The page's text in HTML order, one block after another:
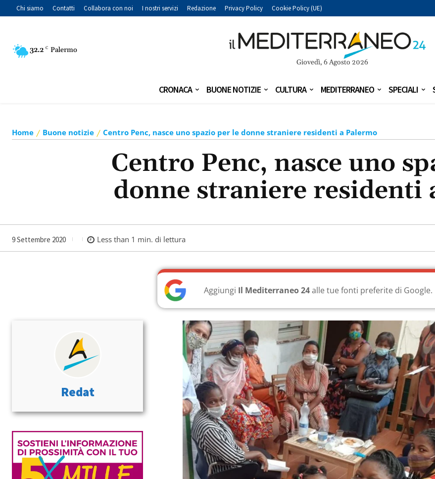
Chi siamo Contatti Collabora con noi I nostri servizi Redazione Privacy Policy Cookie Policy (UE)
32.2 C Palermo
Giovedì, 6 Agosto 2026
CRONACA BUONE NOTIZIE CULTURA MEDITERRANEO SPECIALI
Home Buone notizie Centro Penc, nasce uno spazio per le donne straniere residenti a Palermo
Centro Penc, nasce uno
donne straniere residenti
9 Settembre 2020 Less than 1 min. di lettura
Aggiungi Il Mediterraneo 24alle tue fonti preferite di Google.
Redat